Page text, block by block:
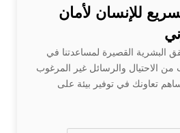
للإنسان لأمان
البشرية القصيرة لمساعدتنا في
من الاحتيال والرسائل غير المرغوب
تعاونك في توفير بيئة على